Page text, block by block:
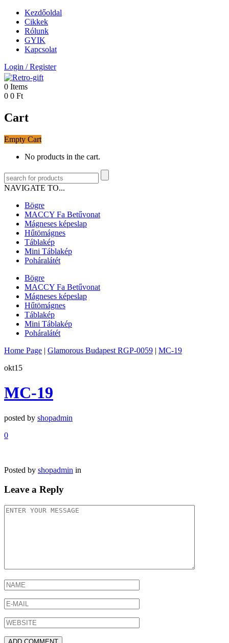
Kezdőoldal
Cikkek
Rólunk
GYIK
Kapcsolat
Login /Register
0 Items
0 0 Ft
Cart
Empty Cart
No products in the cart.
NAVIGATE TO...
Bögre
MACCY Fa Betűvonat
Mágneses képeslap
Hűtömágnes
Táblakép
Mini Táblakép
Poháralátét
Bögre
MACCY Fa Betűvonat
Mágneses képeslap
Hűtömágnes
Táblakép
Mini Táblakép
Poháralátét
Home Page | Glamorous Budapest RGP-0059 | MC-19
okt15
MC-19
posted by shopadmin
0
Posted by shopadmin in
Leave a Reply